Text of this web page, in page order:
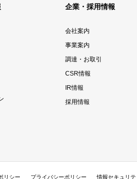
企業・採用情報
会社案内
事業案内
調達・お取引
CSR情報
IR情報
採用情報
リシー プライバシーポリシー 情報セキュリ